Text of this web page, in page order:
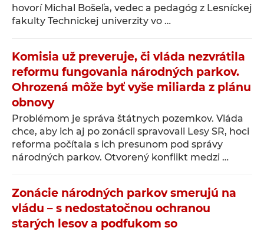
hovorí Michal Bošeľa, vedec a pedagóg z Lesníckej
fakulty Technickej univerzity vo …
Komisia už preveruje, či vláda nezvrátila
reformu fungovania národných parkov.
Ohrozená môže byť vyše miliarda z plánu
obnovy
Problémom je správa štátnych pozemkov. Vláda
chce, aby ich aj po zonácii spravovali Lesy SR, hoci
reforma počítala s ich presunom pod správy
národných parkov. Otvorený konflikt medzi …
Zonácie národných parkov smerujú na
vládu – s nedostatočnou ochranou
starých lesov a podfukom so